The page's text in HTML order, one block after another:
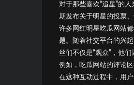
对于那些喜欢“追星”的
期发布关于明星的投票
许多网红明星吃瓜网站
题。随着社交平台的兴
丝们不仅是“观众”，他
例如，吃瓜网站的评论
在这种互动过程中，用